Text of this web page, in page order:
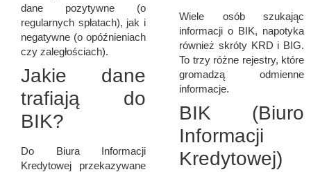
dane pozytywne (o
regularnych spłatach), jak i
negatywne (o opóźnieniach
czy zaległościach).
Jakie dane
trafiają do
BIK?
Do Biura Informacji
Kredytowej przekazywane
Wiele osób szukając
informacji o BIK, napotyka
również skróty KRD i BIG.
To trzy różne rejestry, które
gromadzą odmienne
informacje.
BIK (Biuro
Informacji
Kredytowej)